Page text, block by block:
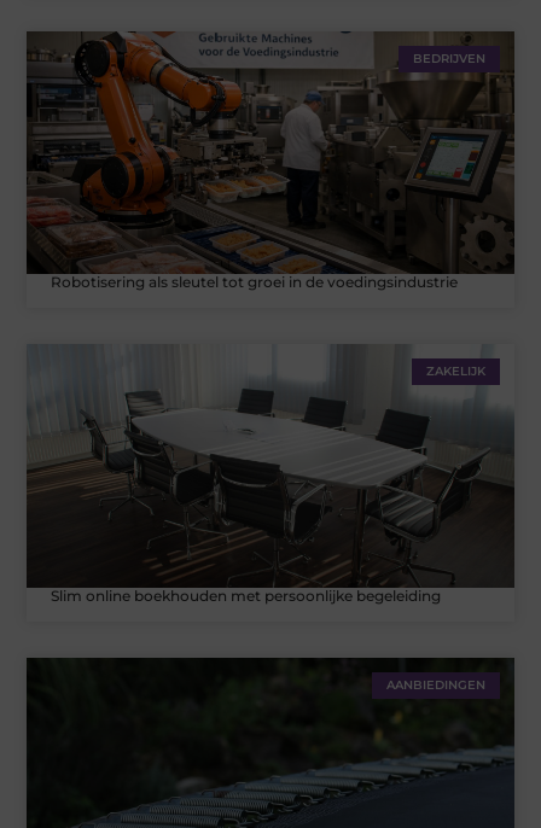
BEDRIJVEN
Robotisering als sleutel tot groei in de voedingsindustrie
ZAKELIJK
Slim online boekhouden met persoonlijke begeleiding
AANBIEDINGEN